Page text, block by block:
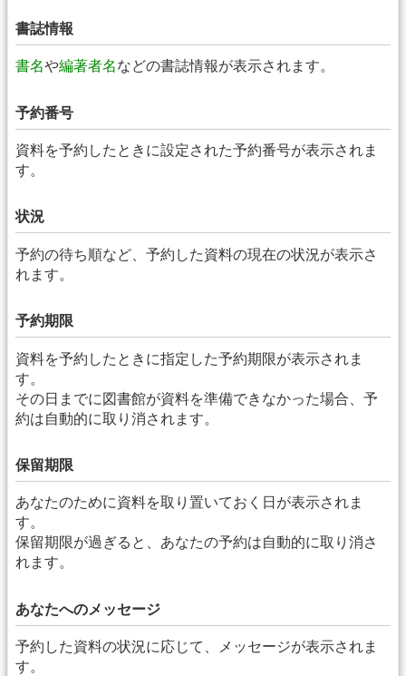
書誌情報
書名や編著者名などの書誌情報が表示されます。
予約番号
資料を予約したときに設定された予約番号が表示されま
す。
状況
予約の待ち順など、予約した資料の現在の状況が表示さ
れます。
予約期限
資料を予約したときに指定した予約期限が表示されま
す。
その日までに図書館が資料を準備できなかった場合、予
約は自動的に取り消されます。
保留期限
あなたのために資料を取り置いておく日が表示されま
す。
保留期限が過ぎると、あなたの予約は自動的に取り消さ
れます。
あなたへのメッセージ
予約した資料の状況に応じて、メッセージが表示されま
す。